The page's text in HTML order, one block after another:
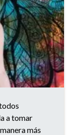
a tomar
más